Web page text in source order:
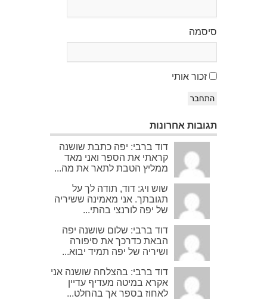
סיסמה
זכור אותי
התחבר
תגובות אחרונות
דוד ברבי: יפה כתבת שושנה
קראתי את הספר ואני מאד
ממליץ הטבת לתאר את מה...
שוש ויג: דוד, תודה לך על
תגובתך. אני מאמינה ששיריה
של יפה לורנצי בהתי...
דוד ברבי: שלום שושנה יפה
הבאת כדרכך את סיפורה
ושיריה של יפה תמיד יבוא...
דוד ברבי: בהצלחה שושנה אני
אקרא במיטה מעדיף עדיין
לאחוז בספר אך בהחלט...